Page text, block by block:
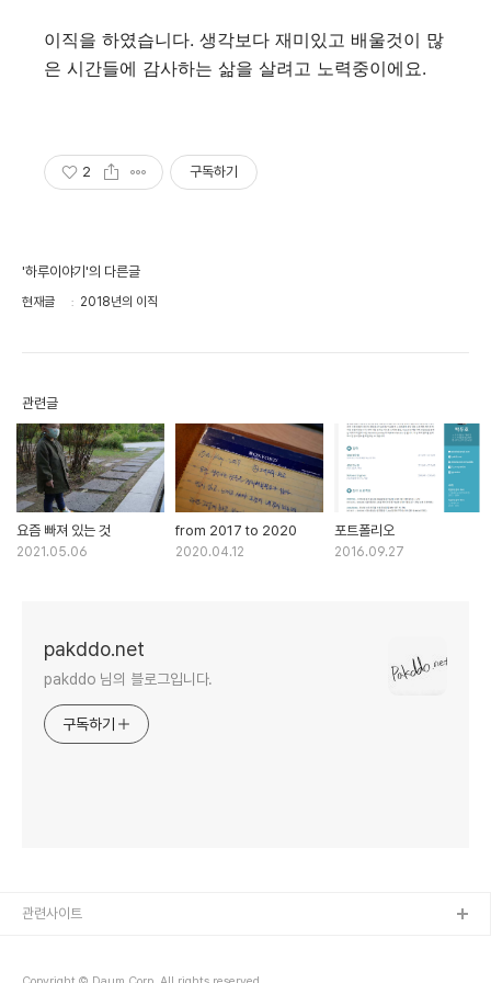
이직을 하였습니다. 생각보다 재미있고 배울것이 많
은 시간들에 감사하는 삶을 살려고 노력중이에요.
2 구독하기
'하루이야기'의 다른글
현재글 2018년의 이직
관련글
요즘 빠져 있는 것
2021.05.06
from 2017 to 2020
2020.04.12
포트폴리오
2016.09.27
pakddo.net
pakddo 님의 블로그입니다.
구독하기
관련사이트